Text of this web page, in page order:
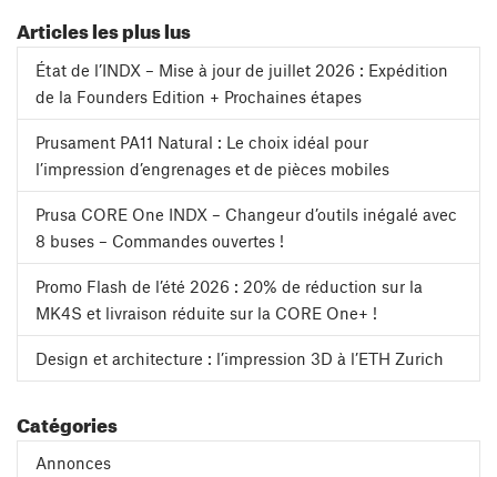
Articles les plus lus
État de l’INDX – Mise à jour de juillet 2026 : Expédition
de la Founders Edition + Prochaines étapes
Prusament PA11 Natural : Le choix idéal pour
l’impression d’engrenages et de pièces mobiles
Prusa CORE One INDX – Changeur d’outils inégalé avec
8 buses – Commandes ouvertes !
Promo Flash de l’été 2026 : 20% de réduction sur la
MK4S et livraison réduite sur la CORE One+ !
Design et architecture : l’impression 3D à l’ETH Zurich
Catégories
Annonces